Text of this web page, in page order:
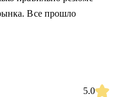
Все прошло
5.0